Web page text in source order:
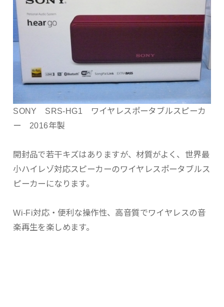
SONY SRS-HG1 ワイヤレスポータブルスピーカ
ー 2016年製
開封品で若干キズはありますが、材質がよく、世界最
小ハイレゾ対応スピーカーのワイヤレスポータブルス
ピーカーになります。
Wi-Fi対応・便利な操作性、高音質でワイヤレスの音
楽再生を楽しめます。